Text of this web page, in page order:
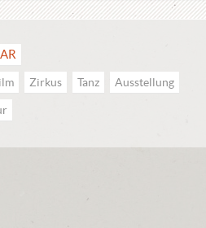
Zirkus Tanz Ausstellung